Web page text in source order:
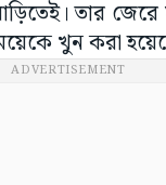
তার
খুন করা
ADVERTISEMENT